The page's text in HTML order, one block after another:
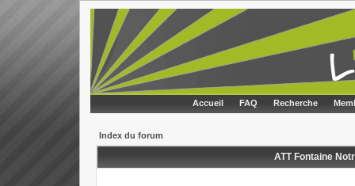
Accueil FAQ Recherche
Index du forum
ATT Fontaine